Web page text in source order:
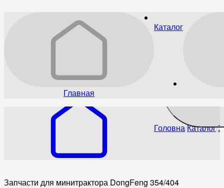
Главная
Каталог
ГоловнаКаталог
Запчасти для минитрактора DongFeng 354/404